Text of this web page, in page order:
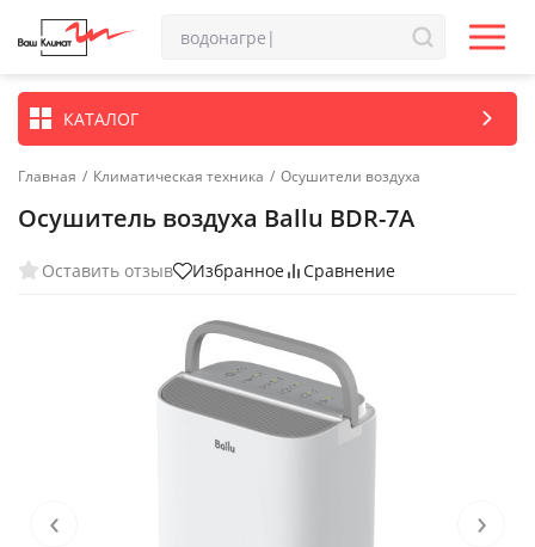
КАТАЛОГ
Главная / Климатическая техника / Осушители воздуха
Осушитель воздуха Ballu BDR-7A
Оставить отзыв Избранное Сравнение
‹ ›